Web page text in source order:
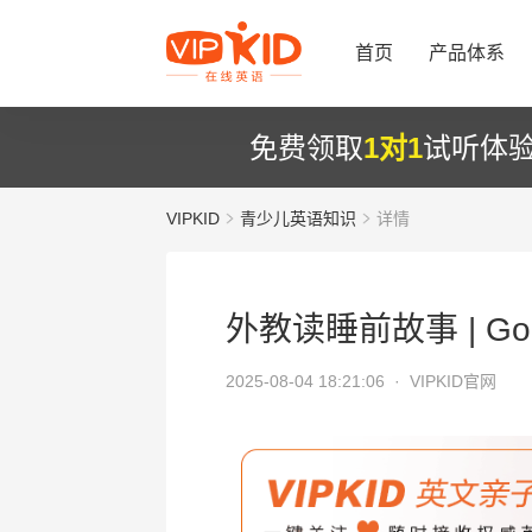
首页 产品体系
免费领取1对1试听体
VIPKID 青少儿英语知识 详情
外教读睡前故事 |
2025-08-04 18:21:06 · VIPKID官网